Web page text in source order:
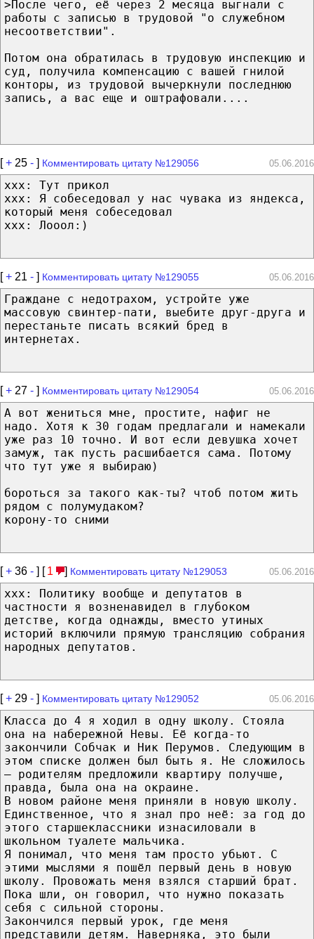
>После чего, её через 2 месяца выгнали с
работы с записью в трудовой "о служебном
несоответствии".
Потом она обратилась в трудовую инспекцию и
суд, получила компенсацию с вашей гнилой
конторы, из трудовой вычеркнули последнюю
запись, а вас еще и оштрафовали....
[+ 25 - ] Комментировать цитату №129056 05.06.2016
xxx: Тут прикол
xxx: Я собеседовал у нас чувака из яндекса,
который меня собеседовал
xxx: Лооол:)
[+ 21 - ] Комментировать цитату №129055 05.06.2016
Граждане с недотрахом, устройте уже
массовую свинтер-пати, выебите друг-друга и
перестаньте писать всякий бред в
интернетах.
[+ 27 - ] Комментировать цитату №129054 05.06.2016
А вот жениться мне, простите, нафиг не
надо. Хотя к 30 годам предлагали и намекали
уже раз 10 точно. И вот если девушка хочет
замуж, так пусть расшибается сама. Потому
что тут уже я выбираю)
бороться за такого как-ты? чтоб потом жить
рядом с полумудаком?
корону-то сними
[+ 36 - ] [ 1 ] Комментировать цитату №129053 05.06.2016
xxx: Политику вообще и депутатов в
частности я возненавидел в глубоком
детстве, когда однажды, вместо утиных
историй включили прямую трансляцию собрания
народных депутатов.
[+ 29 - ] Комментировать цитату №129052 05.06.2016
Класса до 4 я ходил в одну школу. Стояла
она на набережной Невы. Её когда-то
закончили Собчак и Ник Перумов. Следующим в
этом списке должен был быть я. Не сложилось
— родителям предложили квартиру получше,
правда, была она на окраине.
В новом районе меня приняли в новую школу.
Единственное, что я знал про неё: за год до
этого старшеклассники изнасиловали в
школьном туалете мальчика.
Я понимал, что меня там просто убьют. С
этими мыслями я пошёл первый день в новую
школу. Провожать меня взялся старший брат.
Пока шли, он говорил, что нужно показать
себя с сильной стороны.
Закончился первый урок, где меня
представили детям. Наверняка, это были